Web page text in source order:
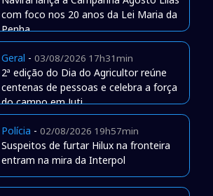
com foco nos 20 anos da Lei Maria da
Penha
Geral - 03/08/2026 17h31min
2ª edição do Dia do Agricultor reúne
centenas de pessoas e celebra a força
do campo em Juti
Polícia - 02/08/2026 19h57min
Suspeitos de furtar Hilux na fronteira
entram na mira da Interpol